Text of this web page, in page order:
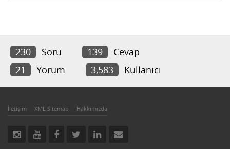
230 Soru 139
Cevap
21
Yorum 3,583 Kullanıcı
İletişim XML Sitemap Hakkımızda